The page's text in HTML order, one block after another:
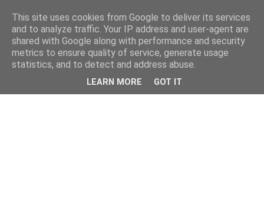
This site uses cookies from Google to deliver its services
and to analyze traffic. Your IP address and user-agent are
shared with Google along with performance and security
metrics to ensure quality of service, generate usage
statistics, and to detect and address abuse.
LEARN MORE GOT IT